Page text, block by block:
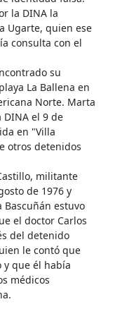
la DINA la
Ugarte, quien ese
consulta con el
su
La Ballena en
Norte. Marta
el 9 de
en "Villa
otros detenidos
militante
de 1976 y
estuvo
el doctor Carlos
del detenido
le contó que
y que él había
médicos